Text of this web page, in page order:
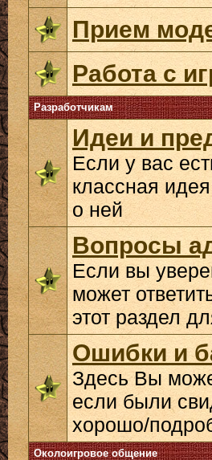
Прием
Работа с
Разработчикам
Идеи и
Если у вас
классная
о ней
Вопросы
Если вы
может
этот раздел
Ошибки и
Здесь Вы
если были
хорошо/
Околоигровое общение